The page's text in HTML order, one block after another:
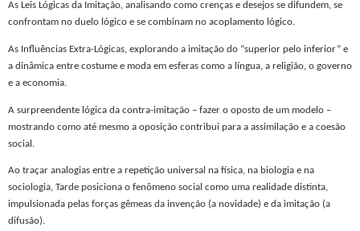
As Leis Lógicas da Imitação, analisando como crenças e desejos se difundem, se
confrontam no duelo lógico e se combinam no acoplamento lógico.
As Influências Extra-Lógicas, explorando a imitação do “superior pelo inferior” e
a dinâmica entre costume e moda em esferas como a língua, a religião, o governo
e a economia.
A surpreendente lógica da contra-imitação – fazer o oposto de um modelo –
mostrando como até mesmo a oposição contribui para a assimilação e a coesão
social.
Ao traçar analogias entre a repetição universal na física, na biologia e na
sociologia, Tarde posiciona o fenômeno social como uma realidade distinta,
impulsionada pelas forças gêmeas da invenção (a novidade) e da imitação (a
difusão).